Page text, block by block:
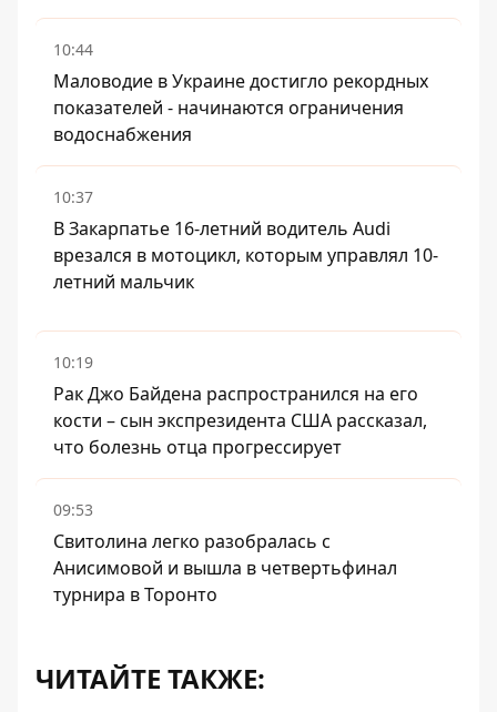
10:44
Маловодие в Украине достигло рекордных
показателей - начинаются ограничения
водоснабжения
10:37
В Закарпатье 16-летний водитель Audi
врезался в мотоцикл, которым управлял 10-
летний мальчик
10:19
Рак Джо Байдена распространился на его
кости – сын экспрезидента США рассказал,
что болезнь отца прогрессирует
09:53
Свитолина легко разобралась с
Анисимовой и вышла в четвертьфинал
турнира в Торонто
ЧИТАЙТЕ ТАКЖЕ: